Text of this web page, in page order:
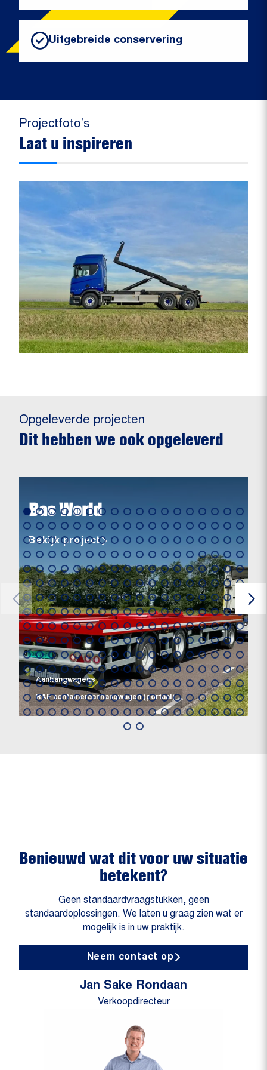
Uitgebreide conservering
Projectfoto’s
Laat u inspireren
Opgeleverde projecten
Dit hebben we ook opgeleverd
Aanhangwagens
RAF containeraanhangwagen (portaal)
Bas World
Bekijk project
Benieuwd wat dit voor uw situatie
betekent?
Geen standaardvraagstukken, geen
standaardoplossingen. We laten u graag zien wat er
mogelijk is in uw praktijk.
Neem contact op
Jan Sake Rondaan
Verkoopdirecteur